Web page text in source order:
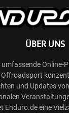
ÜBER UNS
umfassende Online-
und Updates
Enduro.de eine